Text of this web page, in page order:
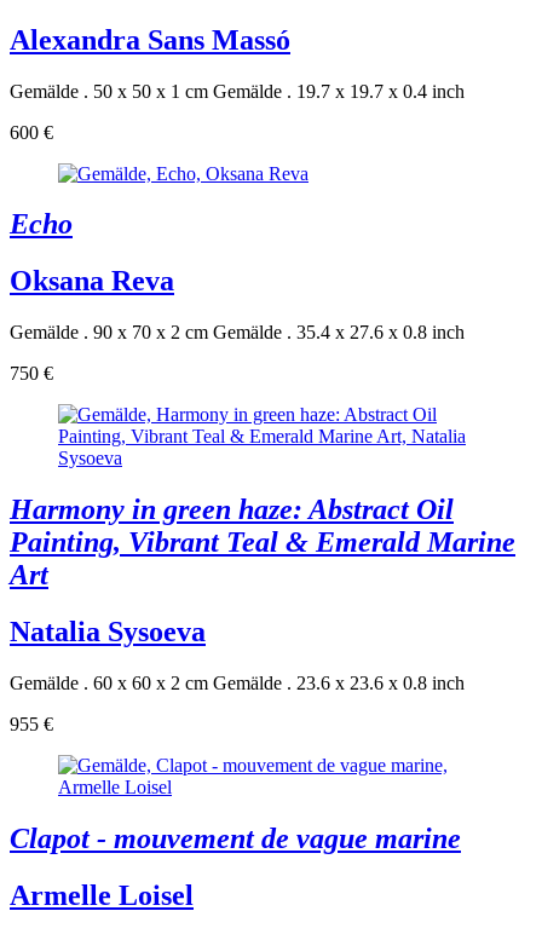
Alexandra Sans Massó
Gemälde . 50 x 50 x 1 cm Gemälde . 19.7 x 19.7 x 0.4 inch
600 €
Echo
Oksana Reva
Gemälde . 90 x 70 x 2 cm Gemälde . 35.4 x 27.6 x 0.8 inch
750 €
Harmony in green haze: Abstract Oil
Painting, Vibrant Teal & Emerald Marine
Art
Natalia Sysoeva
Gemälde . 60 x 60 x 2 cm Gemälde . 23.6 x 23.6 x 0.8 inch
955 €
Clapot - mouvement de vague marine
Armelle Loisel